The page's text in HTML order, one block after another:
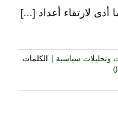
أدى لارتقاء أعداد [...]
وتحليلات سياسية
الكلمات